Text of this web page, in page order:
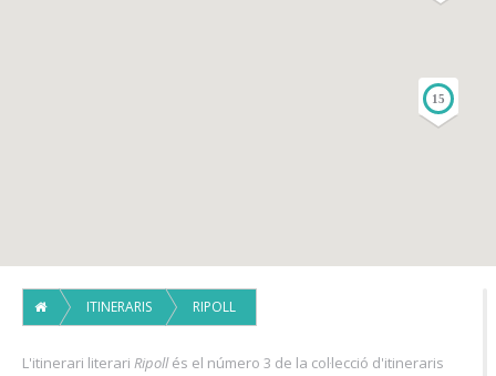
15
ITINERARIS RIPOLL
L'itinerari literari Ripollés el número 3 de la col·lecció d'itineraris